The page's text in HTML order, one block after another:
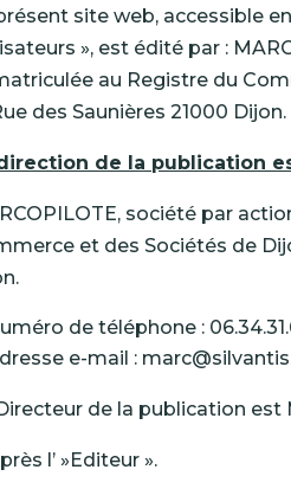
site web, accessible
», est édité par :
au Registre du
des Saunières 21000 Dijon.
de la publication
, société par
et des Sociétés de
.
de téléphone :
e-mail :
de la publication est
l’ »Editeur ».